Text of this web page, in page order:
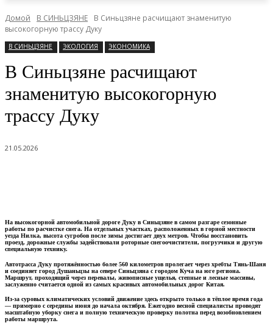
Домой В СИНЬЦЗЯНЕ
В Синьцзяне расчищают знаменитую
высокогорную трассу Дуку
В СИНЬЦЗЯНЕ ЭКОЛОГИЯ ЭКОНОМИКА
В Синьцзяне расчищают
знаменитую высокогорную
трассу Дуку
21.05.2026
На высокогорной автомобильной дороге Дуку в Синьцзяне в самом разгаре сезонные
работы по расчистке снега. На отдельных участках, расположенных в горной местности
уезда Нилка, высота сугробов после зимы достигает двух метров. Чтобы восстановить
проезд, дорожные службы задействовали роторные снегоочистители, погрузчики и другую
специальную технику.
Автотрасса Дуку протяжённостью более 560 километров пролегает через хребты Тянь-Шаня
и соединяет город Душаньцзы на севере Синьцзяна с городом Куча на юге региона.
Маршрут, проходящий через перевалы, живописные ущелья, степные и лесные массивы,
заслуженно считается одной из самых красивых автомобильных дорог Китая.
Из-за суровых климатических условий движение здесь открыто только в тёплое время года
— примерно с середины июня до начала октября. Ежегодно весной специалисты проводят
масштабную уборку снега и полную техническую проверку полотна перед возобновлением
работы маршрута.